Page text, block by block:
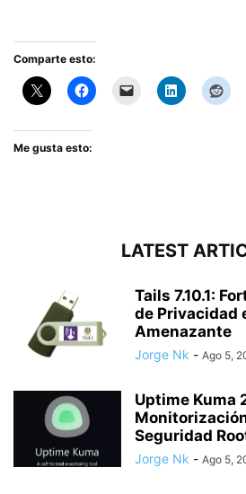
Comparte esto:
Me gusta esto:
LATEST
Tails 7.10.1:
de Privacidad
Amenazante
Jorge Nk - Ago 5,
Uptime Kuma
Seguridad
Jorge Nk - Ago 5,